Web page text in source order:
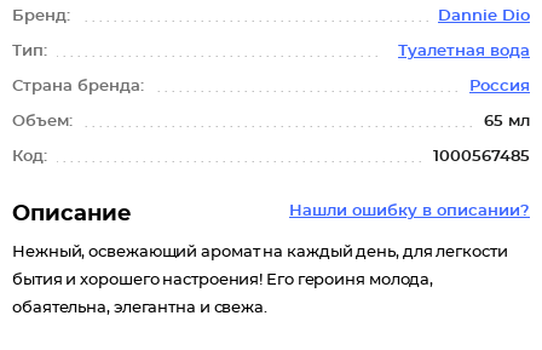
Бренд: Dannie Dio
Тип: Туалетная вода
Страна бренда: Россия
Объем: 65 мл
Код: 1000567485
Нашли ошибку в описании?
Описание
Нежный, освежающий аромат на каждый день, для легкости
бытия и хорошего настроения! Его героиня молода,
обаятельна, элегантна и свежа.